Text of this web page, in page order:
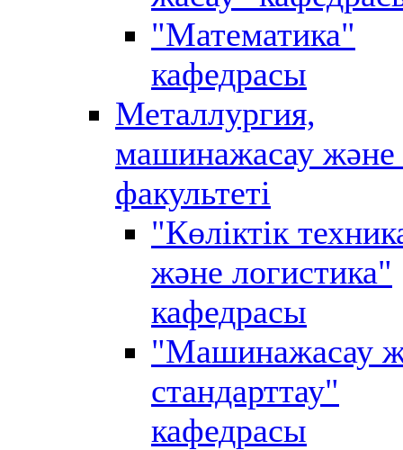
"Математика"
кафедрасы
Металлургия,
машинажасау және
факультеті
"Көліктік
және логистика"
кафедрасы
"Машинажасау
стандарттау"
кафедрасы